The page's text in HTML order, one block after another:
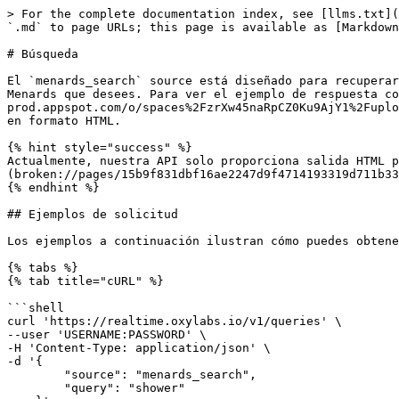
> For the complete documentation index, see [llms.txt](https://developers.oxylabs.io/llms.txt). Markdown versions of documentation pages are available by appending `.md` to page URLs; this page is available as [Markdown](https://developers.oxylabs.io/api-targets/es/comercio-electronico/menards/search.md).

# Búsqueda

El `menards_search` source está diseñado para recuperar páginas de resultados de búsqueda de Menards. Podemos devolver el HTML de cualquier página de búsqueda de Menards que desees. Para ver el ejemplo de respuesta con los datos recuperados, descarga [**esta salida de ejemplo**](https://files.gitbook.com/v0/b/gitbook-x-prod.appspot.com/o/spaces%2FzrXw45naRpCZ0Ku9AjY1%2Fuploads%2Fo9khxMOfYzsxtDZm5saF%2Fmenards_search.json?alt=media\&token=c73c4c2a-31ad-45e8-8091-f31e861c2f18) archivo en formato HTML.

{% hint style="success" %}
Actualmente, nuestra API solo proporciona salida HTML para este tipo de página. Sin embargo, puedes fácilmente [**crear tu propio analizador**](broken://pages/15b9f831dbf16ae2247d9f4714193319d711b330) si deseas obtener datos estructurados en JSON.
{% endhint %}

## Ejemplos de solicitud

Los ejemplos a continuación ilustran cómo puedes obtener un resultado de búsqueda de Menards.

{% tabs %}
{% tab title="cURL" %}

```shell
curl 'https://realtime.oxylabs.io/v1/queries' \
--user 'USERNAME:PASSWORD' \
-H 'Content-Type: application/json' \
-d '{
        "source": "menards_search", 
        "query": "shower"
    }'
```

{% endtab %}

{% tab title="Python" %}

```python
import requests
from pprint import pprint


# Estructura la carga útil.
payload = {
    'source': 'menards_search',
    'query': 'shower'
}

# Obtén la respuesta.
response = requests.request(
    'POST',
    'https://realtime.oxylabs.io/v1/queries',
    auth=('USERNAME', 'PASSWORD'),
    json=payload,
)

# En lugar de una respuesta con el estado del trabajo y la URL de resultados, esto devolverá la
# respuesta JSON con el resultado.
pprint(response.json())
```

{% endtab %}

{% tab title="Node.js" %}

```javascript
const https = require("https");

const username = "USERNAME";
const password = "PASSWORD";
const body = {
    source: "menards_search",
    query: "shower"
};

const options = {
    hostname: "realtime.oxylabs.io",
    path: "/v1/queries",
    method: "POST",
    headers: {
        "Content-Type": "application/json",
        Authorization:
            "Basic " + Buffer.from(`${username}:${password}`).toString("base64"),
    },
};

const request = https.request(options, (response) => {
    let data = "";

    response.on("data", (chunk) => {
        data += chunk;
    });

    response.on("end", () => {
        const responseData = JSON.parse(data);
        console.log(JSON.stringify(responseData, null, 2));
    });
});

request.on("error", (error) => {
    console.error("Error:", error);
});

request.write(JSON.stringify(body));
request.end();
```

{% endtab %}

{% tab title="HTTP" %}

```http
# Toda la cadena que envíes debe estar codificada en URL.

https://realtime.oxylabs.io/v1/queries?source=menards_search&query=shower&access_token=12345abcde
```

{% endtab %}

{% tab title="PHP" %}

```php
<?php

$params = array(
    'source' => 'menards_search',
    'query' => 'shower'
);

$ch =